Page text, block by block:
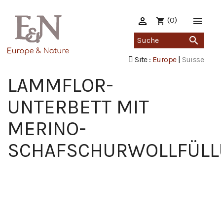

shopping_cart (0)

Site : Europe| Suisse

LAMMFLOR-
UNTERBETT MIT
MERINO-